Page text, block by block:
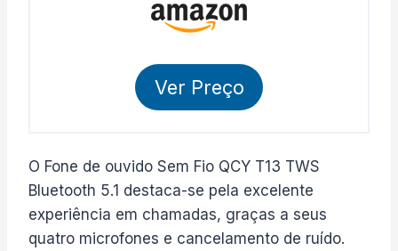
Ver Preço
O Fone de ouvido Sem Fio QCY T13 TWS
Bluetooth 5.1 destaca-se pela excelente
experiência em chamadas, graças a seus
quatro microfones e cancelamento de ruído.